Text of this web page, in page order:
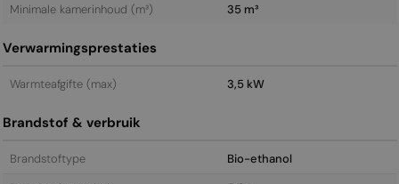
Minimale kamerinhoud (m³)
35 m³
Verwarmingsprestaties
Warmteafgifte (max) 3,5 kW
Brandstof & verbruik
Brandstoftype
Bio-ethanol